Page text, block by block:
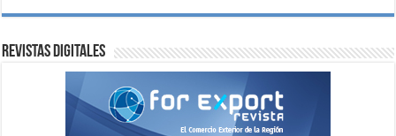
Revistas digitales